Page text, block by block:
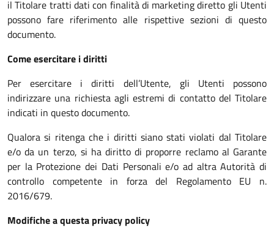
il Titolare tratti dati con finalità di marketing diretto gli Utenti
possono fare riferimento alle rispettive sezioni di questo
documento.
Come esercitare i diritti
Per esercitare i diritti dell’Utente, gli Utenti possono
indirizzare una richiesta agli estremi di contatto del Titolare
indicati in questo documento.
Qualora si ritenga che i diritti siano stati violati dal Titolare
e/o da un terzo, si ha diritto di proporre reclamo al Garante
per la Protezione dei Dati Personali e/o ad altra Autorità di
controllo competente in forza del Regolamento EU n.
2016/679.
Modifiche a questa privacy policy